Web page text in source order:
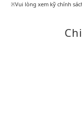
※Vui lòng xem kỹ chính